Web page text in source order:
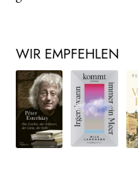
WIR EMPFEHLEN